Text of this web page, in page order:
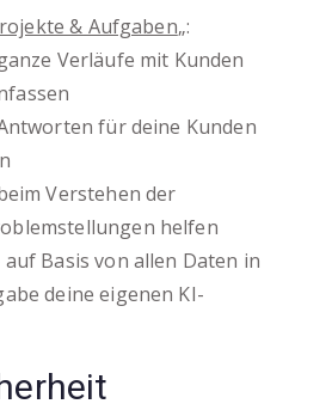
& Aufgaben„:
Verläufe mit Kunden
für deine Kunden
Verstehen der
helfen
Basis von allen Daten in
deine eigenen KI-